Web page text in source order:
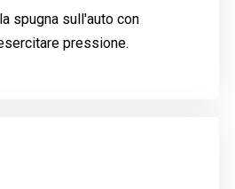
spugna sull'auto con
pressione.